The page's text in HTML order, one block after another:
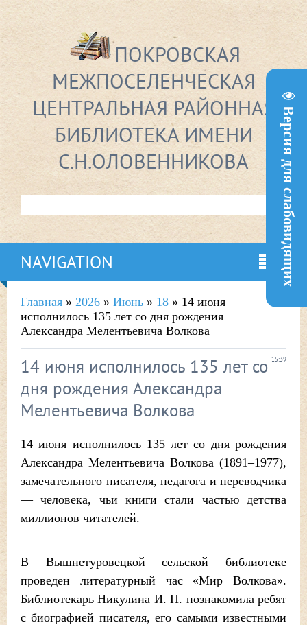
Версия для слабовидящих
ПОКРОВСКАЯ
МЕЖПОСЕЛЕНЧЕСКАЯ
ЦЕНТРАЛЬНАЯ РАЙОННАЯ
БИБЛИОТЕКА ИМЕНИ
С.Н.ОЛОВЕННИКОВА
NAVIGATION
Главная » 2026 » Июнь » 18 » 14 июня
исполнилось 135 лет со дня рождения
Александра Мелентьевича Волкова
15:39
14 июня исполнилось 135 лет со
дня рождения Александра
Мелентьевича Волкова
14 июня исполнилось 135 лет со дня рождения
Александра Мелентьевича Волкова (1891–1977),
замечательного писателя, педагога и переводчика
— человека, чьи книги стали частью детства
миллионов читателей.
В Вышнетуровецкой сельской библиотеке
проведен литературный час «Мир Волкова».
Библиотекарь Никулина И. П. познакомила ребят
с биографией писателя, его самыми известными